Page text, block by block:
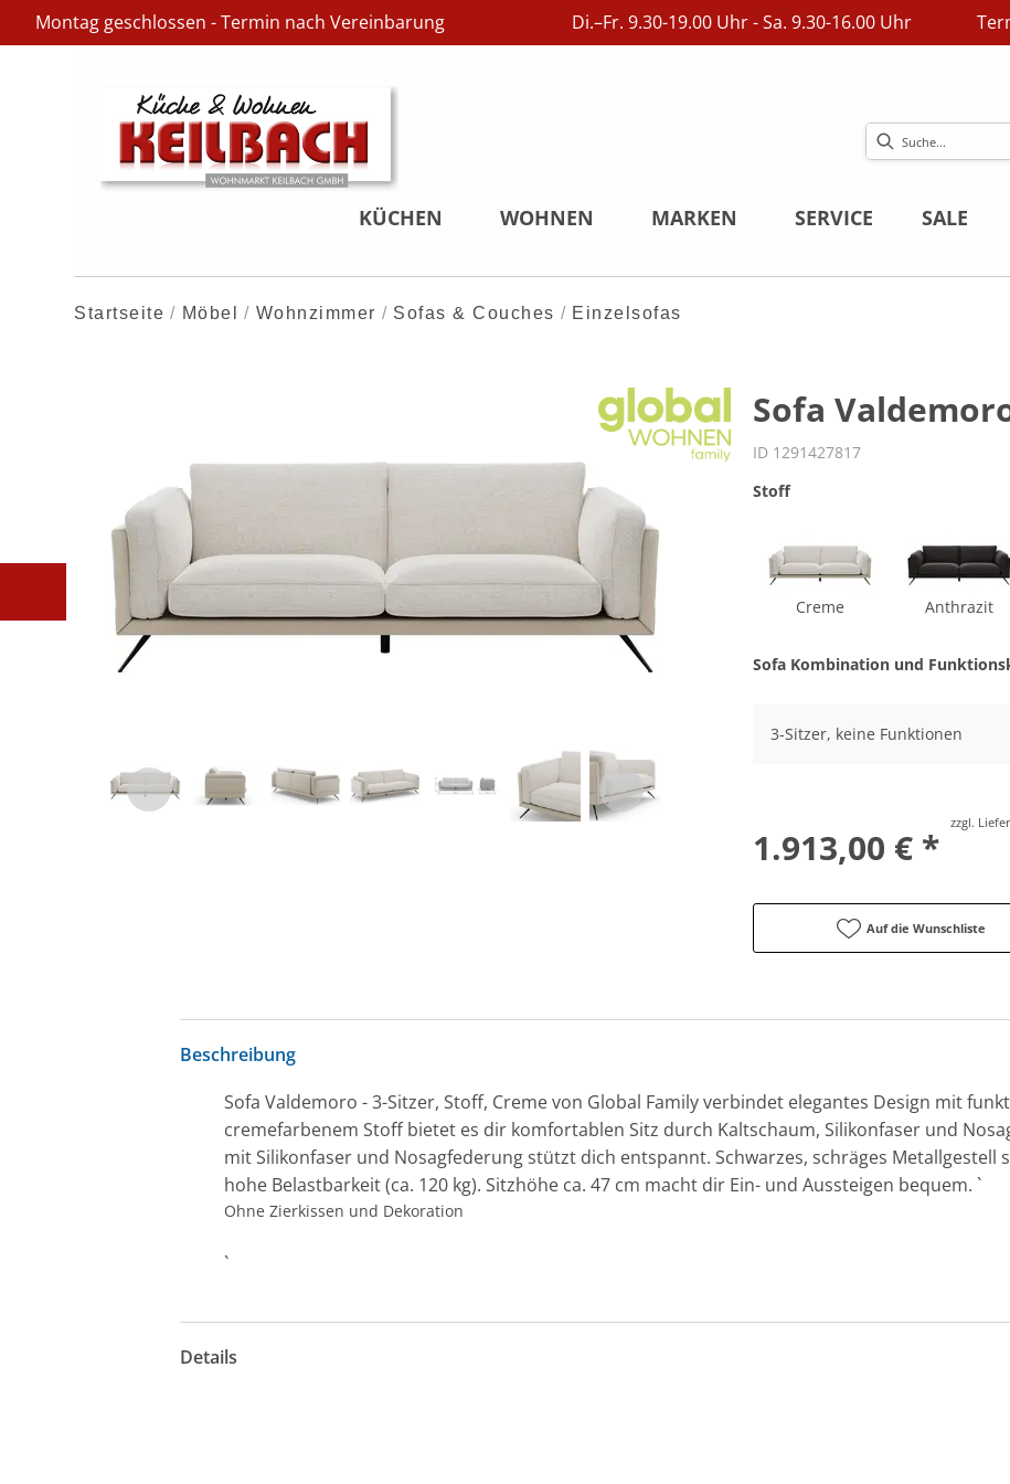
Montag geschlossen - Termin nach Vereinbarung Di.–Fr. 9.30-19.00 Uhr - Sa. 9.30-16.00 Uhr
KÜCHEN WOHNEN MARKEN SERVICE SALE
Startseite Möbel Wohnzimmer Sofas & Couches Einzelsofas
Sofa
ID 1291427817
Stoff
Creme Anthrazit
Sofa Kombination und
3-Sitzer, keine Funktionen
1.913,00 € *
zzgl.
Auf die Wunschliste
Beschreibung
Sofa Valdemoro - 3-Sitzer, Stoff, Creme von Global Family verbindet elegantes Design mit
cremefarbenem Stoff bietet es dir komfortablen Sitz durch Kaltschaum, Silikonfaser und
mit Silikonfaser und Nosagfederung stützt dich entspannt. Schwarzes, schräges Metallgestell
hohe Belastbarkeit (ca. 120 kg). Sitzhöhe ca. 47 cm macht dir Ein- und Aussteigen bequem. `
Ohne Zierkissen und Dekoration
`
Details